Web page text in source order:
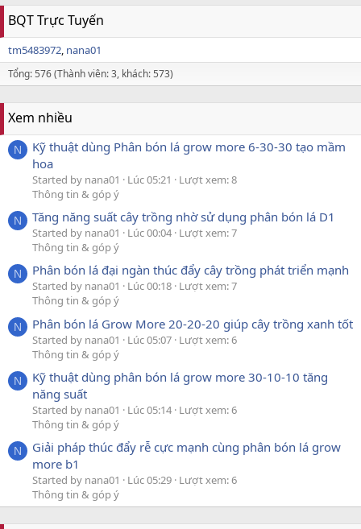
BQT Trực Tuyến
tm5483972 nana01
Tổng: 576 (Thành viên: 3, khách: 573)
Xem nhiều
N
Kỹ thuật dùng Phân bón lá grow more 6-30-30 tạo mầm
hoa
Started by nana01 Lúc 05:21
Lượt xem: 8
Thông tin & góp ý
N Tăng năng suất cây trồng nhờ sử dụng phân bón lá D1
Started by nana01 Lúc 00:04 Lượt xem: 7
Thông tin & góp ý
N Phân bón lá đại ngàn thúc đẩy cây trồng phát triển mạnh
Started by nana01 Lúc 00:18 Lượt xem: 7
Thông tin & góp ý
N Phân bón lá Grow More 20-20-20 giúp cây trồng xanh tốt
Started by nana01 Lúc 05:07 Lượt xem: 6
Thông tin & góp ý
N
Kỹ thuật dùng phân bón lá grow more 30-10-10 tăng
năng suất
Started by nana01 Lúc 05:14 Lượt xem: 6
Thông tin & góp ý
N
Giải pháp thúc đẩy rễ cực mạnh cùng phân bón lá grow
more b1
Started by nana01 Lúc 05:29 Lượt xem: 6
Thông tin & góp ý